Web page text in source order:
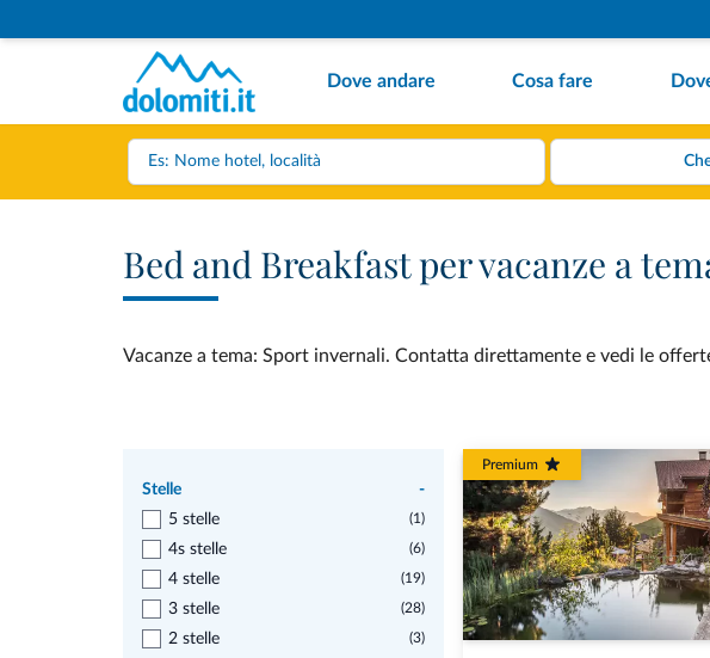
Dove andare Cosa fare
Bed and Breakfast per vacanze a
Vacanze a tema: Sport invernali. Contatta direttamente e vedi le
Stelle
-
5 stelle
(1)
4s stelle (6)
4 stelle (19)
3 stelle (28)
2 stelle (3)
Premium